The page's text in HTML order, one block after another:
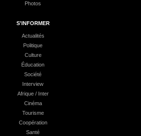
Photos
S'INFORMER
Actualités
Politique
Culture
Éducation
Société
Interview
Afrique / Inter
Cinéma
Tourisme
Coopération
Santé